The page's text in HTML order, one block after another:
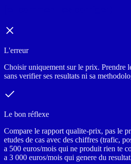
L'erreur
Choisir uniquement sur le prix. Prendre
sans verifier ses resultats ni sa
Le bon réflexe
Compare le rapport qualite-prix, pas le
etudes de cas avec des chiffres (trafic,
a 500 euros/mois qui ne produit rien te
a 3 000 euros/mois qui genere du